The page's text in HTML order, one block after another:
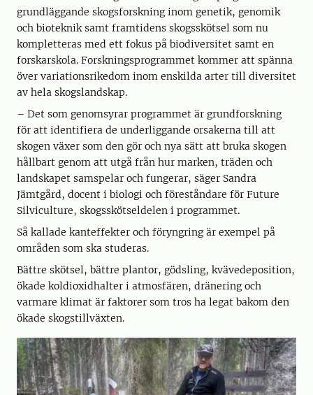
grundläggande skogsforskning inom genetik, genomik
och bioteknik samt framtidens skogsskötsel som nu
kompletteras med ett fokus på biodiversitet samt en
forskarskola. Forskningsprogrammet kommer att spänna
över variationsrikedom inom enskilda arter till diversitet
av hela skogslandskap.
– Det som genomsyrar programmet är grundforskning
för att identifiera de underliggande orsakerna till att
skogen växer som den gör och nya sätt att bruka skogen
hållbart genom att utgå från hur marken, träden och
landskapet samspelar och fungerar, säger Sandra
Jämtgård, docent i biologi och föreståndare för Future
Silviculture, skogsskötseldelen i programmet.
Så kallade kanteffekter och föryngring är exempel på
områden som ska studeras.
Bättre skötsel, bättre plantor, gödsling, kvävedeposition,
ökade koldioxidhalter i atmosfären, dränering och
varmare klimat är faktorer som tros ha legat bakom den
ökade skogstillväxten.